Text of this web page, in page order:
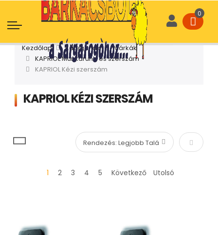
Kezdőlap Kategóriák
Márkák
KAPRIOL Munkaruha és szerszám
KAPRIOL Kézi szerszám
KAPRIOL KÉZI SZERSZÁM
1 2 3 4 5 Következő Utolsó